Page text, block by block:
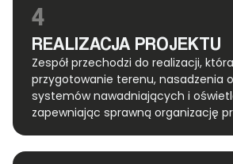
4
REALIZACJA PROJEKTU
Zespół przechodzi do realizacji,
przygotowanie terenu, nasadzenia
systemów nawadniających i
zapewniając sprawną organizację